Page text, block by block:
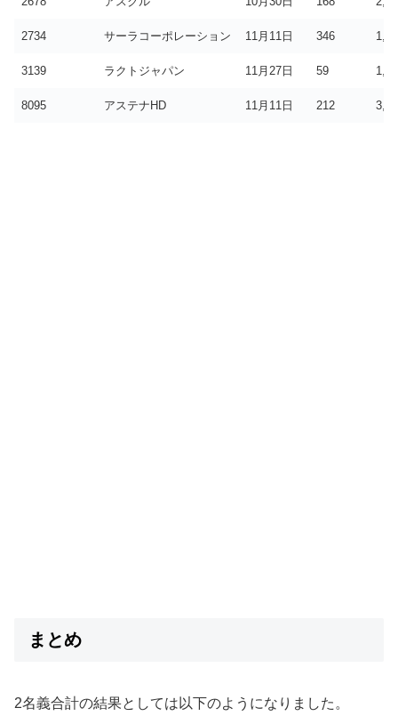
2734 サーラコーポレーション 11月11日 346
3139 ラクトジャパン 11月27日 59
8095 アステナHD 11月11日 212
まとめ
2名義合計の結果としては以下のようになりました。